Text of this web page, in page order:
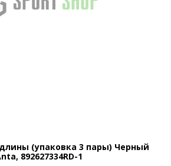
(упаковка 3 пары) Черный
892627334RD-1